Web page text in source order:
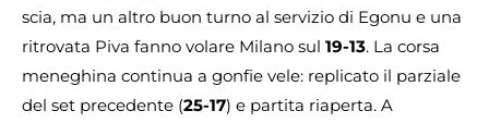
scia, ma un altro buon turno al servizio di Egonu e una
ritrovata Piva fanno volare Milano sul 19-13. La corsa
meneghina continua a gonfie vele: replicato il parziale
del set precedente (25-17) e partita riaperta. A